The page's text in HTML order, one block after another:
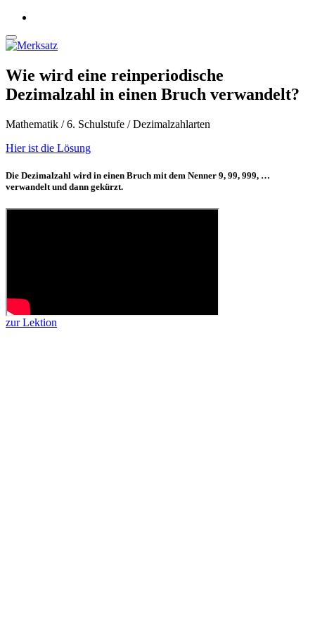
Wie wird eine reinperiodische
Dezimalzahl in einen Bruch verwandelt?
Mathematik / 6. Schulstufe / Dezimalzahlarten
Hier ist die Lösung
Die Dezimalzahl wird in einen Bruch mit dem Nenner 9, 99, 999, …
verwandelt und dann gekürzt.
zur Lektion